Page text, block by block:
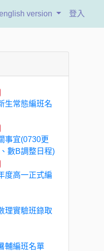
version 登入
生常態編班名
事宜(0730更
數B調整日程)
度高一正式編
理實驗班錄取
輔編班名單